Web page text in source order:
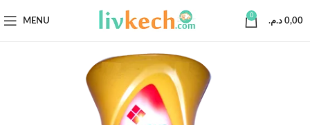
MENU
0
0,00 د.م.